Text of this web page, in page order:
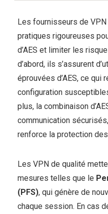
Les fournisseurs de VPN
pratiques rigoureuses
d’AES et limiter les
d’abord, ils s’assurent
éprouvées d’AES, ce qui
configuration
plus, la combinaison
communication
renforce la protection
Les VPN de qualité
mesures telles que le
(PFS), qui génère de
chaque session. En cas